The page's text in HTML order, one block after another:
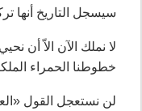
سيسجل التاريخ أنها
لا نملك الآن الاّ أن
خطوطنا الحمراء
لن نستعجل القول